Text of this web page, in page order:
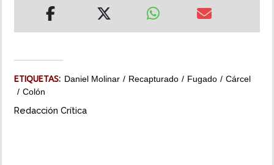
IMPRESO
ETIQUETAS: Daniel Molinar Recapturado Fugado
Cárcel
Colón
Redacción Crítica